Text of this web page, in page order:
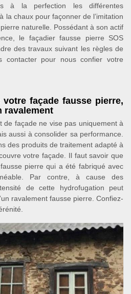
à la perfection les différentes
la chaux pour façonner de l’imitation
naturelle. Possédant à son actif
le façadier fausse pierre SOS
des travaux suivant les règles de
contacter pour nous confier votre
votre façade fausse pierre,
ravalement
de façade ne vise pas uniquement à
aussi à consolider sa performance.
des produits de traitement adapté à
votre façade. Il faut savoir que
pierre qui a été fabriqué avec
Par contre, à cause des
de cette hydrofugation peut
ravalement fausse pierre. Confiez-